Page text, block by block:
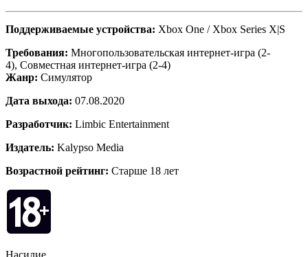
Поддерживаемые устройства: Xbox One / Xbox Series X|S
Требования: Многопользовательская интернет-игра (2-
4), Совместная интернет-игра (2-4)
Жанр: Симулятор
Дата выхода: 07.08.2020
Разработчик: Limbic Entertainment
Издатель: Kalypso Media
Возрастной рейтинг: Старше 18 лет
Насилие